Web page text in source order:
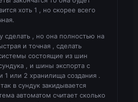
хоть 1 , но скорее всего
, но она полностью на
и точная , сделать
состоящие из шин
, и шины экспорта с
1 или 2 хранилища создания .
в сундук закидывается
автоматом считает сколько